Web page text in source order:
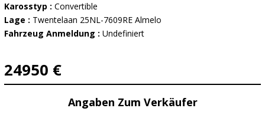
Karosstyp : Convertible
Lage : Twentelaan 25NL-7609RE Almelo
Fahrzeug Anmeldung : Undefiniert
24950 €
Angaben Zum Verkäufer